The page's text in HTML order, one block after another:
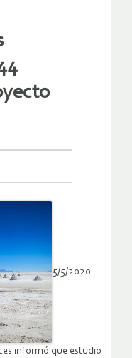
5/5/2020
informó que estudio